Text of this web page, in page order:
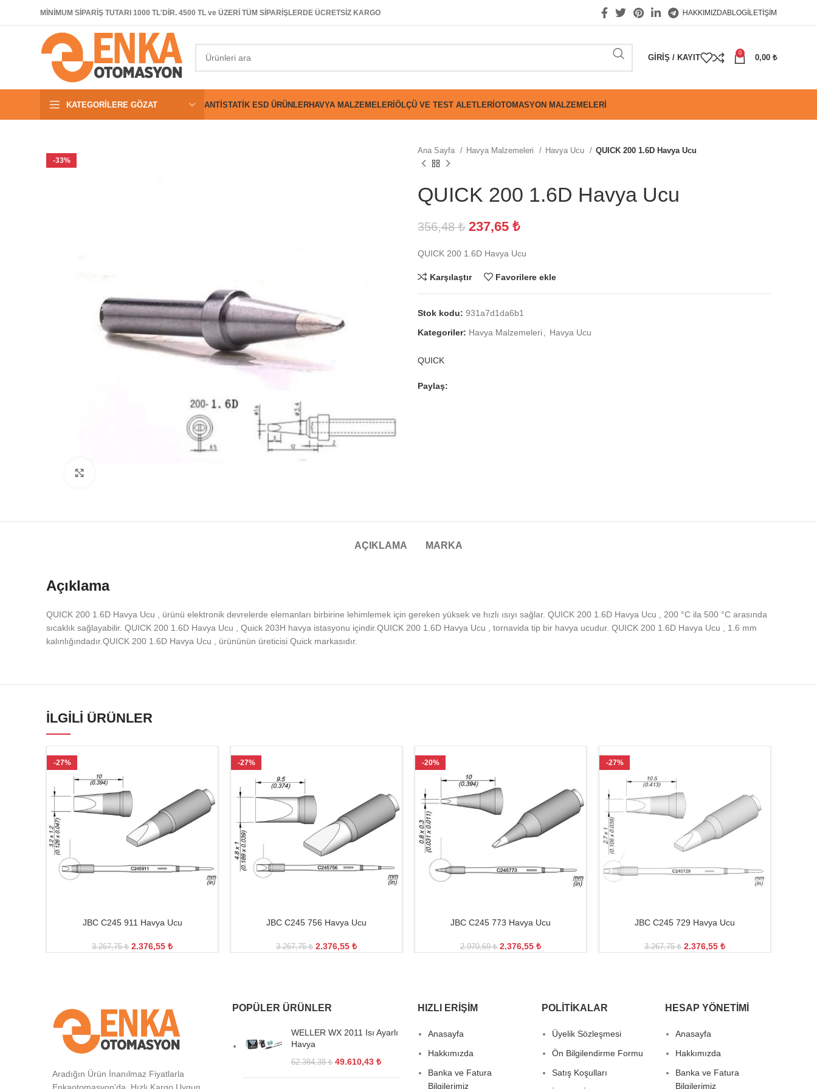
MİNİMUM SİPARİŞ TUTARI 1000 TL'DİR. 4500 TL ve ÜZERİ TÜM SİPARİŞLERDE ÜCRETSİZ KARGO HAKKIMIZDABLOGİLETIŞIM
GIRIŞ / KAYIT
0
0,00 ₺
KATEGORILERE GÖZAT ANTISTATIK ESD ÜRÜNLERHAVYA MALZEMELERIÖLÇÜ VE TEST ALETLERIOTOMASYON MALZEMELERI
-33%
Ana Sayfa Havya Malzemeleri Havya Ucu QUICK 200 1.6D Havya Ucu
QUICK 200 1.6D Havya Ucu
356,48₺ 237,65 ₺
QUICK 200 1.6D Havya Ucu
Karşılaştır Favorilere ekle
Stok kodu: 931a7d1da6b1
Kategoriler: Havya Malzemeleri Havya Ucu
QUICK
Paylaş:
AÇIKLAMA MARKA
Açıklama
QUICK 200 1.6D Havya Ucu , ürünü elektronik devrelerde elemanları birbirine lehimlemek için gereken yüksek ve hızlı ısıyı sağlar. QUICK 200 1.6D Havya Ucu , 200 °C ila 500 °C arasında
sıcaklık sağlayabilir. QUICK 200 1.6D Havya Ucu , Quick 203H havya istasyonu içindir.QUICK 200 1.6D Havya Ucu , tornavida tip bir havya ucudur. QUICK 200 1.6D Havya Ucu , 1.6 mm
kalınlığındadır.QUICK 200 1.6D Havya Ucu , ürününün üreticisi Quick markasıdır.
İLGILI ÜRÜNLER
-27%
JBC C245 911 Havya Ucu
3.267,75₺ 2.376,55 ₺
-27%
JBC C245 756 Havya Ucu
3.267,75₺ 2.376,55 ₺
-20%
JBC C245 773 Havya Ucu
2.970,69₺ 2.376,55 ₺
-27%
JBC C245 729 Havya Ucu
3.267,75₺ 2.376,55 ₺
Aradığın Ürün İnanılmaz Fiyatlarla
Enkaotomasyon'da. Hızlı Kargo Uygun
POPÜLER ÜRÜNLER
WELLER WX 2011 Isı Ayarlı
Havya
62.384,38₺ 49.610,43 ₺
HIZLI ERIŞIM
Anasayfa
Hakkımızda
Banka ve Fatura
Bilgilerimiz
POLITIKALAR
Üyelik Sözleşmesi
Ön Bilgilendirme Formu
Satış Koşulları
HESAP YÖNETIMI
Anasayfa
Hakkımızda
Banka ve Fatura
Bilgilerimiz